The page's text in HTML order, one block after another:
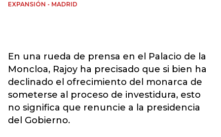
EXPANSIÓN - MADRID
En una rueda de prensa en el Palacio de la
Moncloa, Rajoy ha precisado que si bien ha
declinado el ofrecimiento del monarca de
someterse al proceso de investidura, esto
no significa que renuncie a la presidencia
del Gobierno.